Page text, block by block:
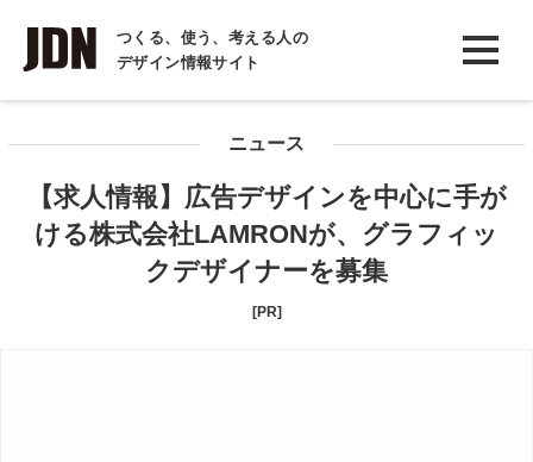
つくる、使う、考える人の
デザイン情報サイト
INTERVIEW
インタビュー
COLUMN
ニュース
【求人情報】広告デザインを中心に手が
ける株式会社LAMRONが、グラフィッ
クデザイナーを募集
[PR]